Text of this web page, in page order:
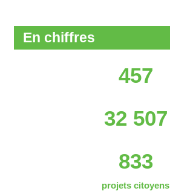
En chiffres
457
32 507
833
projets citoyens